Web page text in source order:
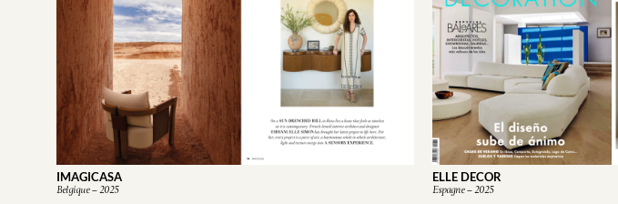
IMAGICASA
Belgique – 2025
ELLE DECOR
Espagne – 2025